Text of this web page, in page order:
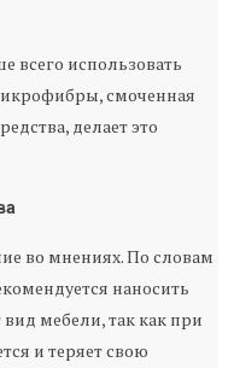
всего использовать
смоченная
делает это
во мнениях. По словам
наносить
мебели, так как при
и теряет свою